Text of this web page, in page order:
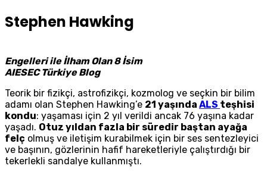
Stephen Hawking
Engelleri ile İlham Olan 8 İsim
AIESEC Türkiye Blog
Teorik bir fizikçi, astrofizikçi, kozmolog ve seçkin bir bilim
adamı olan Stephen Hawking’e 21 yaşında ALS teşhisi
kondu: yaşaması için 2 yıl verildi ancak 76 yaşına kadar
yaşadı. Otuz yıldan fazla bir süredir baştan ayağa
felç olmuş ve iletişim kurabilmek için bir ses sentezleyici
ve başının, gözlerinin hafif hareketleriyle çalıştırdığı bir
tekerlekli sandalye kullanmıştı.